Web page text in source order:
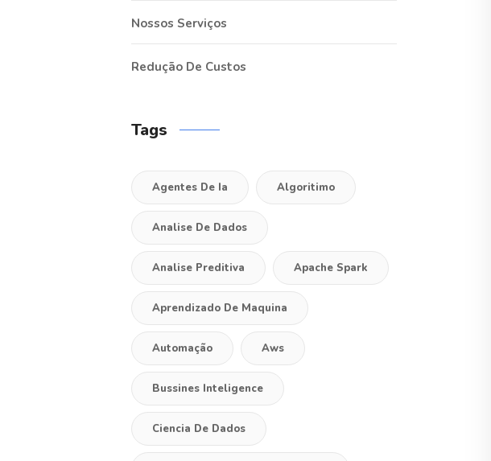
Nossos Serviços
Redução De Custos
Tags
Agentes De Ia Algoritimo
Analise De Dados
Analise Preditiva Apache Spark
Aprendizado De Maquina
Automação Aws
Bussines Inteligence
Ciencia De Dados